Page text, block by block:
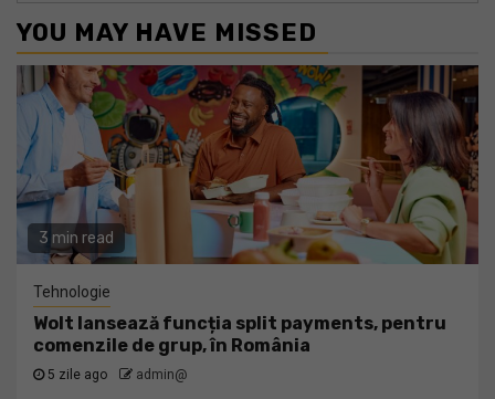
YOU MAY HAVE MISSED
3 min read
Tehnologie
Wolt lansează funcția split payments, pentru
comenzile de grup, în România
5 zile ago admin@